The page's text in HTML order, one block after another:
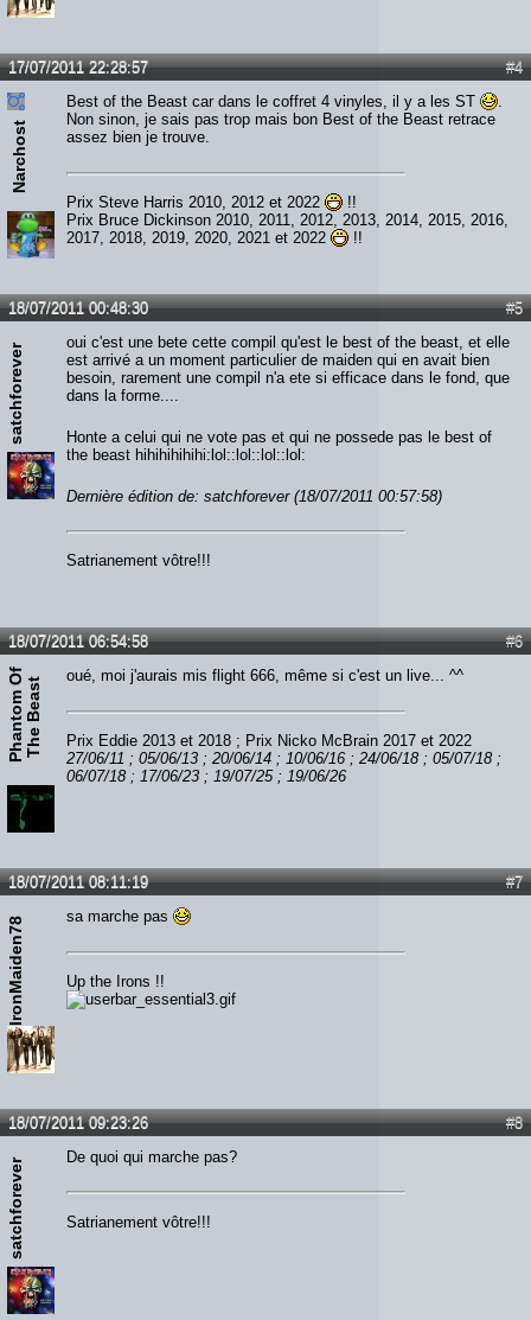
#4
17/07/2011 22:28:57
Narchost
Best of the Beast car dans le coffret 4 vinyles, il y a les ST
.
Non sinon, je sais pas trop mais bon Best of the Beast retrace
assez bien je trouve.
Prix Steve Harris 2010, 2012 et 2022
!!
Prix Bruce Dickinson 2010, 2011, 2012, 2013, 2014, 2015, 2016,
2017, 2018, 2019, 2020, 2021 et 2022
!!
#5
18/07/2011 00:48:30
satchforever
oui c'est une bete cette compil qu'est le best of the beast, et elle
est arrivé a un moment particulier de maiden qui en avait bien
besoin, rarement une compil n'a ete si efficace dans le fond, que
dans la forme....
Honte a celui qui ne vote pas et qui ne possede pas le best of
the beast hihihihihihi:lol::lol::lol::lol:
Dernière édition de: satchforever (18/07/2011 00:57:58)
Satrianement vôtre!!!
#6
18/07/2011 06:54:58
P
h
a
n
t
o
m
O
f
T
h
e
B
e
a
st
oué, moi j'aurais mis flight 666, même si c'est un live... ^^
Prix Eddie 2013 et 2018 ; Prix Nicko McBrain 2017 et 2022
27/06/11 ; 05/06/13 ; 20/06/14 ; 10/06/16 ; 24/06/18 ; 05/07/18 ;
06/07/18 ; 17/06/23 ; 19/07/25 ; 19/06/26
#7
18/07/2011 08:11:19
IronMaiden78 sa marche pas
Up the Irons !!
#8
18/07/2011 09:23:26
satchforever
De quoi qui marche pas?
Satrianement vôtre!!!